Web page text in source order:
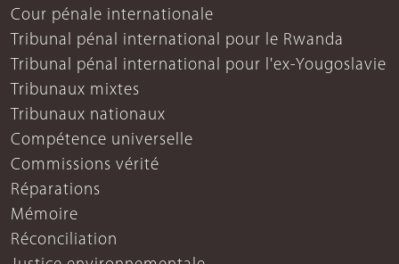
Cour pénale internationale
Tribunal pénal international pour le Rwanda
Tribunal pénal international pour l'ex-Yougoslavie
Tribunaux mixtes
Tribunaux nationaux
Compétence universelle
Commissions vérité
Réparations
Mémoire
Réconciliation